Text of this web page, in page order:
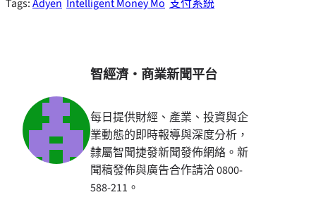
Tags:Adyen Intelligent Money Mo 支付系統
智經濟・商業新聞平台
每日提供財經、產業、投資與企
業動態的即時報導與深度分析，
隸屬智聞捷發新聞發佈網絡。新
聞稿發佈與廣告合作請洽 0800-
588-211。